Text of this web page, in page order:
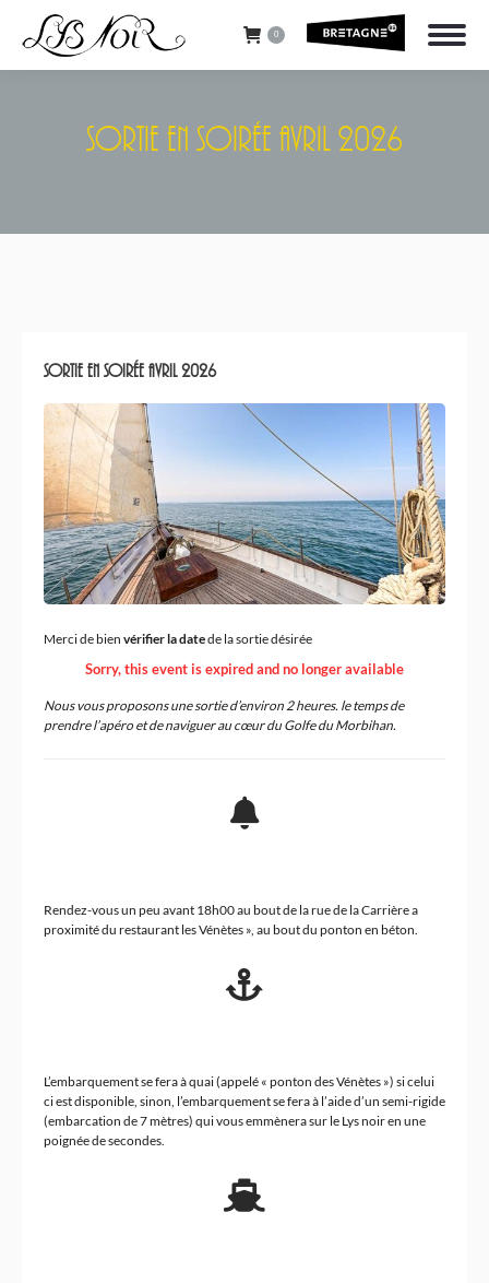
0
Sortie En Soirée Avril 2026
Sortie en soirée Avril 2026
Merci de bien vérifier la datede la sortie désirée
Sorry, this event is expired and no longer available
Nous vous proposons une sortie d’environ 2 heures. le temps de
prendre l’apéro et de naviguer au cœur du Golfe du Morbihan.
Rendez-vous un peu avant 18h00 au bout de la rue de la Carrière a
proximité du restaurant les Vénètes », au bout du ponton en béton.
L’embarquement se fera à quai (appelé « ponton des Vénètes ») si celui
ci est disponible, sinon, l’embarquement se fera à l’aide d’un semi-rigide
(embarcation de 7 mètres) qui vous emmènera sur le Lys noir en une
poignée de secondes.